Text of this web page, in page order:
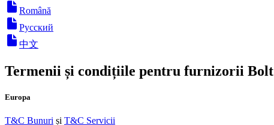
Română
Русский
中文
Termenii și condițiile pentru furnizorii Bolt
Europa
T&C Bunuri și T&C Servicii